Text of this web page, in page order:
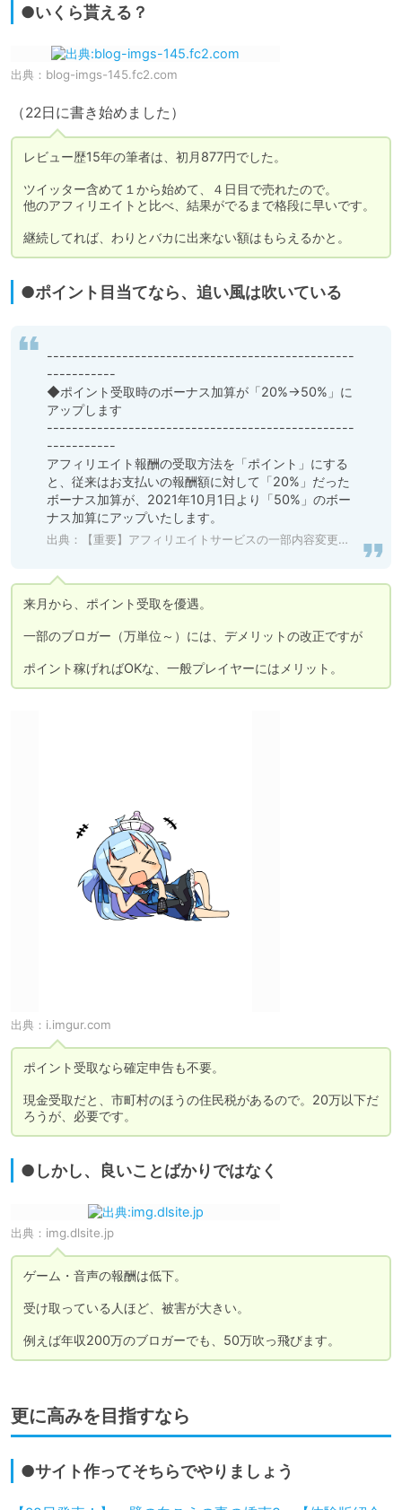
●いくら貰える？
出典： blog-imgs-145.fc2.com
（22日に書き始めました）
レビュー歴15年の筆者は、初月877円でした。
ツイッター含めて１から始めて、４日目で売れたので。
他のアフィリエイトと比べ、結果がでるまで格段に早いです。
継続してれば、わりとバカに出来ない額はもらえるかと。
●ポイント目当てなら、追い風は吹いている
-------------------------------------------------
-----------
◆ポイント受取時のボーナス加算が「20%→50%」に
アップします
-------------------------------------------------
-----------
アフィリエイト報酬の受取方法を「ポイント」にする
と、従来はお支払いの報酬額に対して「20%」だった
ボーナス加算が、2021年10月1日より「50%」のボー
ナス加算にアップいたします。
出典：【重要】アフィリエイトサービスの一部内容変更のお知らせ
来月から、ポイント受取を優遇。
一部のブロガー（万単位～）には、デメリットの改正ですが
ポイント稼げればOKな、一般プレイヤーにはメリット。
出典： i.imgur.com
ポイント受取なら確定申告も不要。
現金受取だと、市町村のほうの住民税があるので。20万以下だ
ろうが、必要です。
●しかし、良いことばかりではなく
出典： img.dlsite.jp
ゲーム・音声の報酬は低下。
受け取っている人ほど、被害が大きい。
例えば年収200万のブロガーでも、50万吹っ飛びます。
更に高みを目指すなら
●サイト作ってそちらでやりましょう